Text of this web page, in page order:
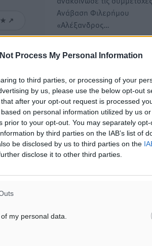
Process My Personal Information
to third parties, or processing of your
by us, please use the below opt-out
after your opt-out request is processed
on personal information utilized by us
prior to your opt-out. You may separately
by third parties on the IAB’s list of
be disclosed by us to third parties on the
disclose it to other third parties.
my personal data.
★ ↗
Ανάβαση Φιλερήμου
«Αλέξανδρος…
Ροδιακός Σύλλογος
«Ανάβαση Φιλερήμου»
Ο χρόνος μετράει
τη διεξαγωγή της
Φιλερήμου, που